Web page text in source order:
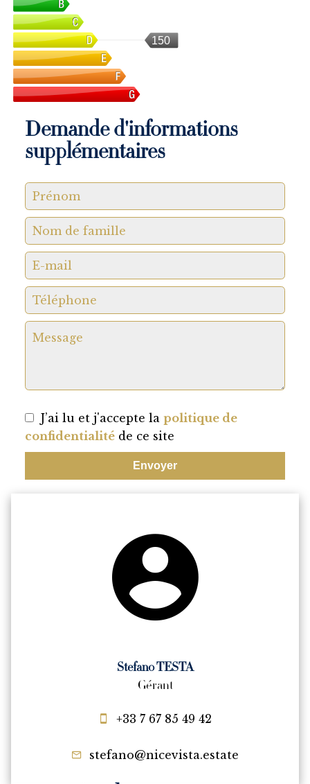
150
Demande d'informations
supplémentaires
J’ai lu et j'accepte la politique de
confidentialité de ce site
Envoyer
Stefano TESTA
Gérant
+33 7 67 85 49 42
stefano@nicevista.estate